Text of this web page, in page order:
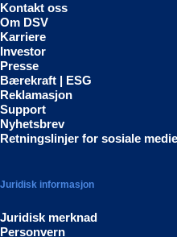
Kontakt oss
Om DSV
Karriere
Investor
Presse
Bærekraft | ESG
Reklamasjon
Support
Nyhetsbrev
Retningslinjer for sosiale
Juridisk informasjon
Juridisk merknad
Personvern